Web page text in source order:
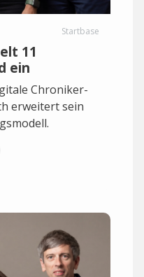
Startbase
11
ein
Chroniker-
erweitert sein